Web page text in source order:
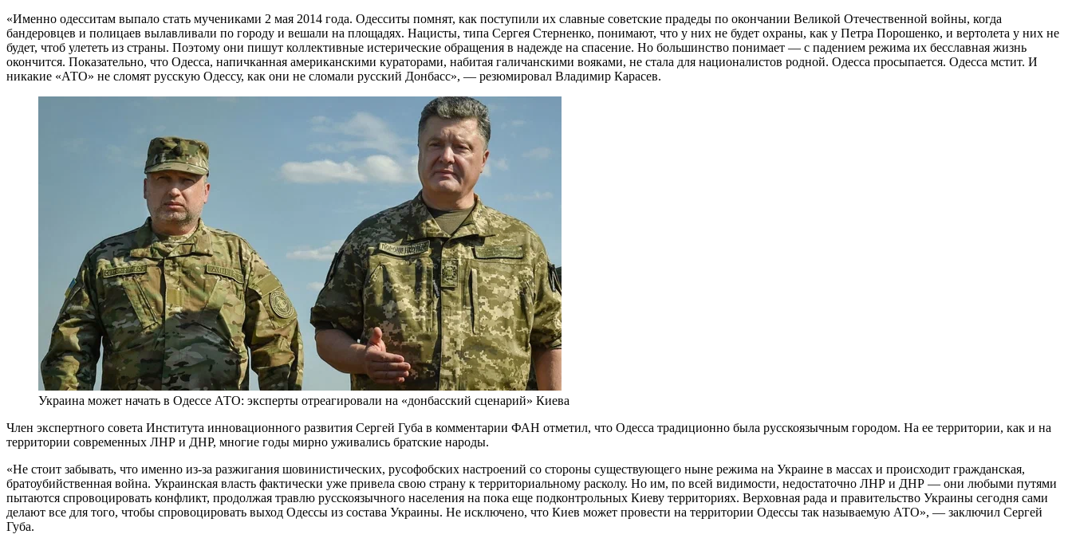
«Именно одесситам выпало стать мучениками 2 мая 2014 года. Одесситы помнят, как поступили их славные советские прадеды по окончании Великой Отечественной войны, когда
бандеровцев и полицаев вылавливали по городу и вешали на площадях. Нацисты, типа Сергея Стерненко, понимают, что у них не будет охраны, как у Петра Порошенко, и вертолета у них не
будет, чтоб улететь из страны. Поэтому они пишут коллективные истерические обращения в надежде на спасение. Но большинство понимает — с падением режима их бесславная жизнь
окончится. Показательно, что Одесса, напичканная американскими кураторами, набитая галичанскими вояками, не стала для националистов родной. Одесса просыпается. Одесса мстит. И
никакие «АТО» не сломят русскую Одессу, как они не сломали русский Донбасс», — резюмировал Владимир Карасев.
Украина может начать в Одессе АТО: эксперты отреагировали на «донбасский сценарий» Киева
Член экспертного совета Института инновационного развития Сергей Губа в комментарии ФАН отметил, что Одесса традиционно была русскоязычным городом. На ее территории, как и на
территории современных ЛНР и ДНР, многие годы мирно уживались братские народы.
«Не стоит забывать, что именно из-за разжигания шовинистических, русофобских настроений со стороны существующего ныне режима на Украине в массах и происходит гражданская,
братоубийственная война. Украинская власть фактически уже привела свою страну к территориальному расколу. Но им, по всей видимости, недостаточно ЛНР и ДНР — они любыми путями
пытаются спровоцировать конфликт, продолжая травлю русскоязычного населения на пока еще подконтрольных Киеву территориях. Верховная рада и правительство Украины сегодня сами
делают все для того, чтобы спровоцировать выход Одессы из состава Украины. Не исключено, что Киев может провести на территории Одессы так называемую АТО», — заключил Сергей
Губа.